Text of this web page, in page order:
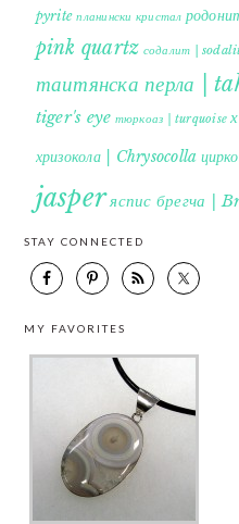
pyrite планински кристал
pink quartz содалит |
таитянска перла |
tiger's eye тюркоаз | turquoise
хризокола | Chrysocolla
jasperяспис брегча |
STAY CONNECTED
MY FAVORITES